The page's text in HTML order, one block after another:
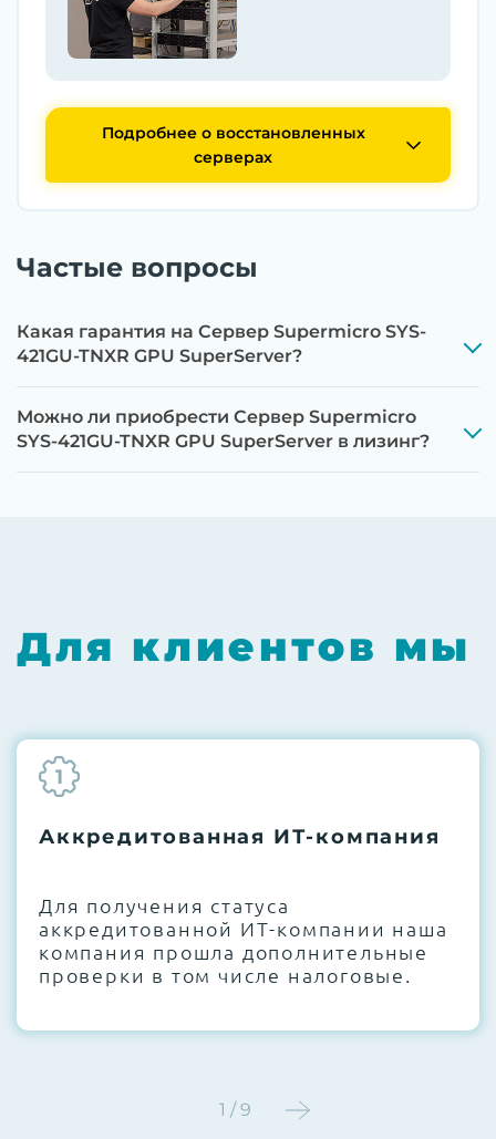
Подробнее о восстановленных
серверах
Этап 2:Обновление прошивок BIOS, RAID-
контроллеров, iLO/iDRAC и сетевых
Этап 3:
термоинтерфейсов, замена батареек
Этап 4:Стресс-тестирование под 100%
нагрузкой в течение 72 часов для
проверки стабильности всех подсистем
Частые вопросы
Какая гарантия на Сервер Supermicro SYS-
421GU-TNXR GPU SuperServer?
Можно ли приобрести Сервер Supermicro
SYS-421GU-TNXR GPU SuperServer в лизинг?
Для клиентов мы
1
Аккредитованная ИТ-компания
Для получения статуса
аккредитованной ИТ-компании наша
компания прошла дополнительные
проверки в том числе налоговые.
1 / 9